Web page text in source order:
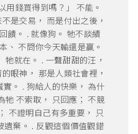
用錢買得到嗎？」 不能。
是交易， 而是付出之後，
饋。 . 就像狗。 牠不談績
、 不問你今天輸還是贏。
牠就在。 . 一聲甜甜的汪，
眼神， 那是人類社會裡，
實。 . 狗給人的快樂， 為什
牠 不索取， 只回應； 不競
不證明自己有多重要， 只
遺棄。 . 反觀這個價值觀錯